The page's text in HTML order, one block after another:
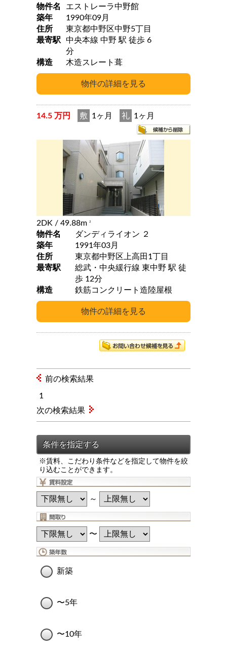
物件名
エストレーラ中野館
築年
1990年09月
住所
東京都中野区中野5丁目
最寄駅
中央本線 中野 駅 徒歩 6
分
構造
木造スレート葺
14.5 万円 敷 1ヶ月 礼 1ヶ月
2DK / 49.88m 2
物件名
ダンディライオン ２
築年
1991年03月
住所
東京都中野区上高田1丁目
最寄駅
総武・中央緩行線 東中野 駅 徒
歩 12分
構造
鉄筋コンクリート造陸屋根
前の検索結果
1
※賃料、こだわり条件などを指定して物件を絞
り込むことができます。
～
〜
新築
〜5年
〜10年